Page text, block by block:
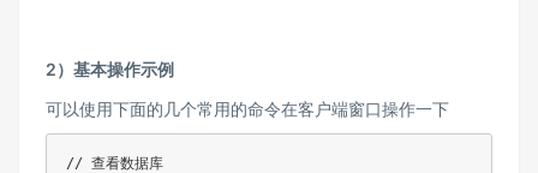
2）基本操作示例
可以使用下面的几个常用的命令在客户端窗口操作一下
// 查看数据库